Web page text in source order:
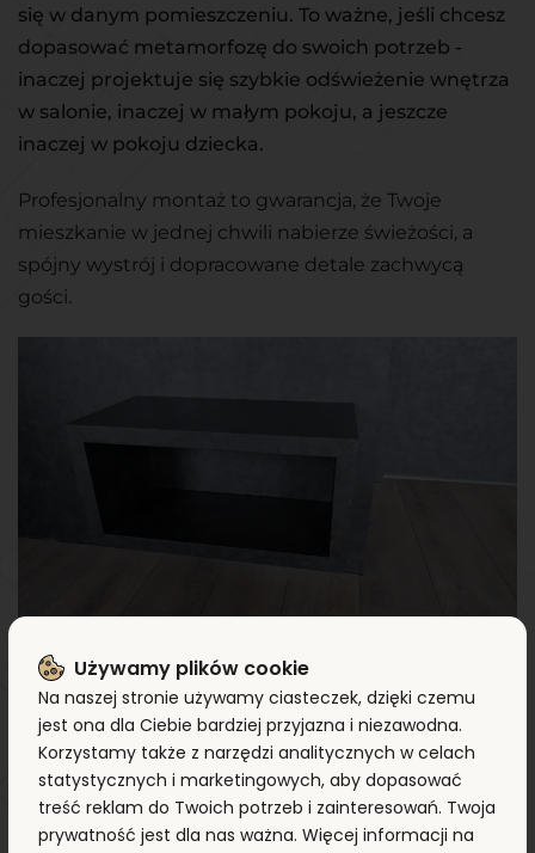
się w danym pomieszczeniu. To ważne, jeśli chcesz
dopasować metamorfozę do swoich potrzeb -
inaczej projektuje się szybkie odświeżenie wnętrza
w salonie, inaczej w małym pokoju, a jeszcze
inaczej w pokoju dziecka.
Profesjonalny montaż to gwarancja, że Twoje
mieszkanie w jednej chwili nabierze świeżości, a
spójny wystrój i dopracowane detale zachwycą
gości.
Inne sposoby na
odświeżenie wnętrza
tanim kosztem
Używamy plików cookie
Na naszej stronie używamy ciasteczek, dzięki czemu
jest ona dla Ciebie bardziej przyjazna i niezawodna.
Korzystamy także z narzędzi analitycznych w celach
statystycznych i marketingowych, aby dopasować
treść reklam do Twoich potrzeb i zainteresowań. Twoja
prywatność jest dla nas ważna. Więcej informacji na